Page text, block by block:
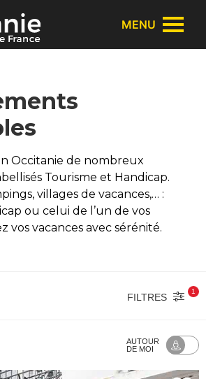
cookies
MENU
Occitanie de nombreux
Tourisme et Handicap.
villages de vacances,… :
ou celui de l’un de vos
vos vacances avec sérénité.
FILTRES
1
AUTOUR
DE MOI